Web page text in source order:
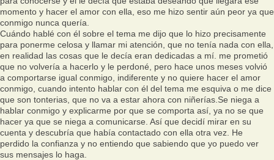
momento y hacer el amor con ella, eso me hizo sentir aún peor ya que
conmigo nunca quería.
Cuándo hablé con él sobre el tema me dijo que lo hizo precisamente
para ponerme celosa y llamar mi atención, que no tenía nada con ella,
en realidad las cosas que le decía eran dedicadas a mí. me prometió
que no volvería a hacerlo y le perdoné, pero hace unos meses volvió
a comportarse igual conmigo, indiferente y no quiere hacer el amor
conmigo, cuando intento hablar con él del tema me esquiva o me dice
que son tonterias, que no va a estar ahora con niñerías.Se niega a
hablar conmigo y explicarme por que se comporta así, ya no se que
hacer ya que se niega a comunicarse. Así que decidí mirar en su
cuenta y descubría que había contactado con ella otra vez. He
perdido la confianza y no entiendo que sabiendo que yo puedo ver
sus mensajes lo haga.